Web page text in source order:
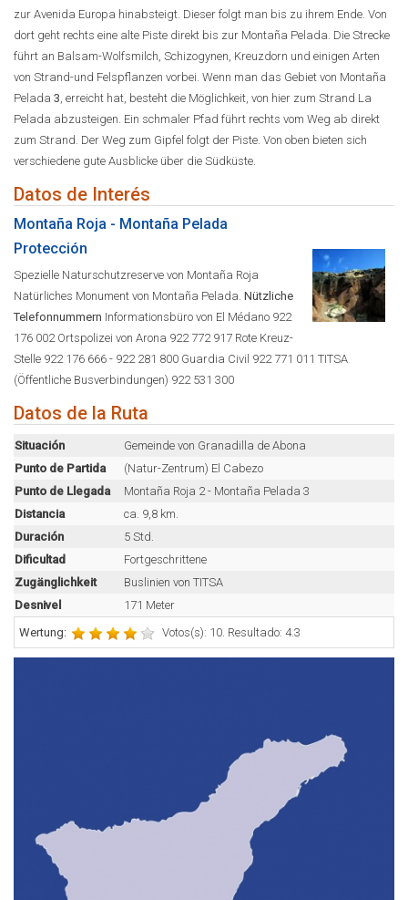
zur Avenida Europa hinabsteigt. Dieser folgt man bis zu ihrem Ende. Von
dort geht rechts eine alte Piste direkt bis zur Montaña Pelada. Die Strecke
führt an Balsam-Wolfsmilch, Schizogynen, Kreuzdorn und einigen Arten
von Strand-und Felspflanzen vorbei. Wenn man das Gebiet von Montaña
Pelada 3, erreicht hat, besteht die Möglichkeit, von hier zum Strand La
Pelada abzusteigen. Ein schmaler Pfad führt rechts vom Weg ab direkt
zum Strand. Der Weg zum Gipfel folgt der Piste. Von oben bieten sich
verschiedene gute Ausblicke über die Südküste.
Datos de Interés
Montaña Roja - Montaña Pelada
Protección
Spezielle Naturschutzreserve von Montaña Roja
Natürliches Monument von Montaña Pelada. Nützliche
Telefonnummern Informationsbüro von El Médano 922
176 002 Ortspolizei von Arona 922 772 917 Rote Kreuz-
Stelle 922 176 666 - 922 281 800 Guardia Civil 922 771 011 TITSA
(Öffentliche Busverbindungen) 922 531 300
Datos de la Ruta
Situación
Gemeinde von Granadilla de Abona
Punto de Partida
(Natur-Zentrum) El Cabezo
Punto de Llegada
Montaña Roja 2 - Montaña Pelada 3
Distancia
ca. 9,8 km.
Duración
5 Std.
Dificultad
Fortgeschrittene
Zugänglichkeit
Buslinien von TITSA
Desnivel
171 Meter
Wertung:
Votos(s): 10. Resultado: 4.3